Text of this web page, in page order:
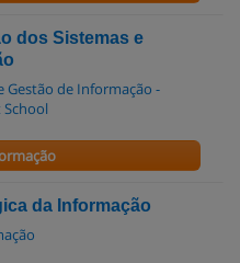
dos Sistemas e
Gestão de Informação -
da Informação